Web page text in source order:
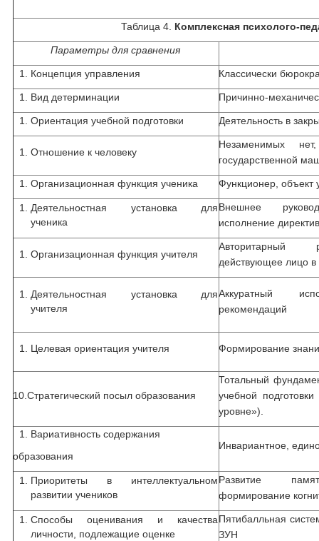
Таблица 4. Комплексная психолого-
Параметры для сравнения
Концепция управления Классически
Вид детерминации Причинно-
Ориентация учебной подготовки Деятельность в
Отношение к человеку
Незаменимых
государственной
Организационная функция ученика Функционер, объект
Деятельностная установка для
ученика
Внешнее
исполнение
Организационная функция учителя
Авторитарный
действующее лицо в
Деятельностная установка для
учителя
Аккуратный
рекомендаций
Целевая ориентация учителя Формирование
10.Стратегический посыл образования
Тотальный
учебной
уровне»).
Вариативность содержания
образования
Инвариантное,
Приоритеты в интеллектуальном
развитии учеников
Развитие
формирование
Способы оценивания и качества
личности, подлежащие оценке
Пятибалльная
ЗУН